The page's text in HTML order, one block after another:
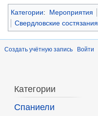
Категории: Мероприятия
Свердловские состязания
Создать учётную запись Войти
Категории
Спаниели